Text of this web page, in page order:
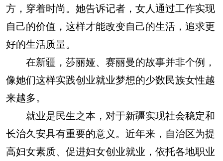
方，穿着时尚。她告诉记者，女人通过工作实现
自己的价值，这样才能改变自己的生活，追求更
好的生活质量。
在新疆，莎丽娅、赛丽曼的故事并非个例，
像她们这样实践创业就业梦想的少数民族女性越
来越多。
就业是民生之本，对于新疆实现社会稳定和
长治久安具有重要的意义。近年来，自治区为提
高妇女素质、促进妇女创业就业，依托各地职业